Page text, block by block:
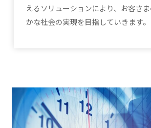
えるソリューションにより、お客さ
かな社会の実現を目指していきます。